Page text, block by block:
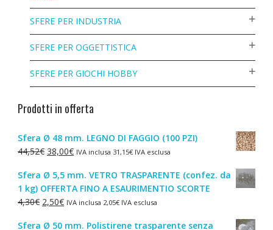
SFERE PER INDUSTRIA
SFERE PER OGGETTISTICA
SFERE PER GIOCHI HOBBY
Prodotti in offerta
Sfera Ø 48 mm. LEGNO DI FAGGIO (100 PZI)
44,52€ Il
originale
era:
44,52€.
38,00€Il
attuale
è:
38,00€.
IVA inclusa 31,15€IVA esclusa
Sfera Ø 5,5 mm. VETRO TRASPARENTE (confez. da
1 kg) OFFERTA FINO A ESAURIMENTIO SCORTE
4,30€ Il
originale
2,50€Il
attuale
IVA inclusa 2,05€IVA esclusa
Sfera Ø 50 mm. Polistirene trasparente senza